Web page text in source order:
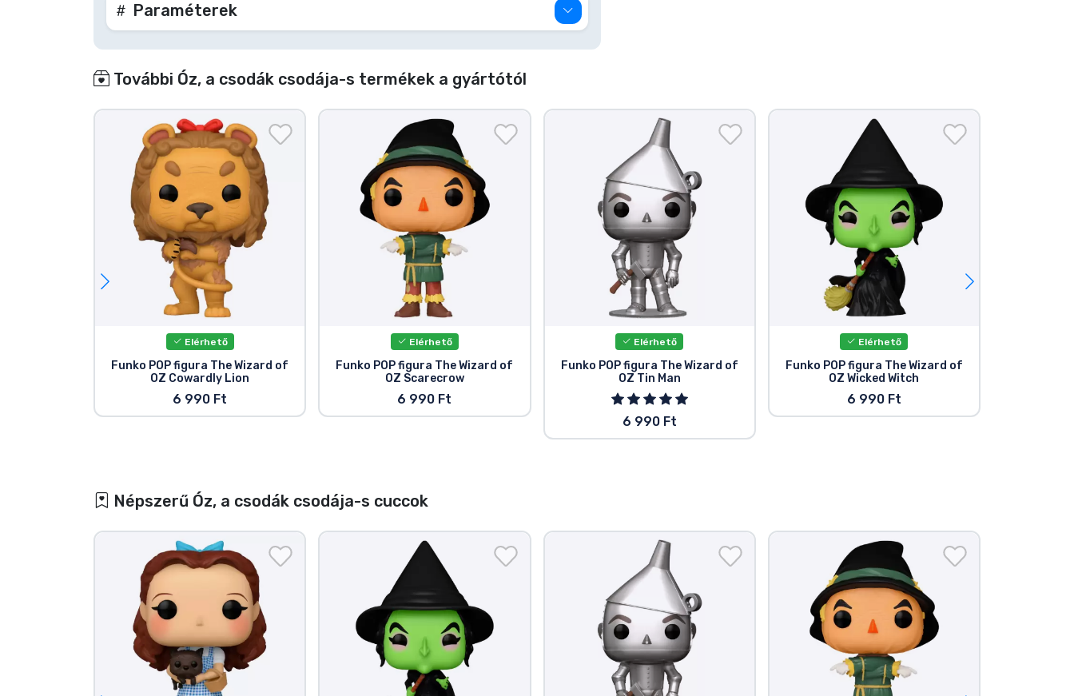
Paraméterek
További Óz, a csodák csodája-s termékek a gyártótól
Elérhető
Funko POP figura The Wizard of
OZ Cowardly Lion
6 990 Ft
Elérhető
Funko POP figura The Wizard of
OZ Scarecrow
6 990 Ft
Elérhető
Funko POP figura The Wizard of
OZ Tin Man
6 990 Ft
Elérhető
Funko POP figura The Wizard of
OZ Wicked Witch
6 990 Ft
Népszerű Óz, a csodák csodája-s cuccok